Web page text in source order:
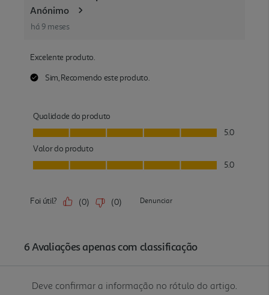
Deve confirmar a informação no rótulo do artigo.